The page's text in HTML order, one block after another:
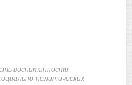
воспитанности
политических